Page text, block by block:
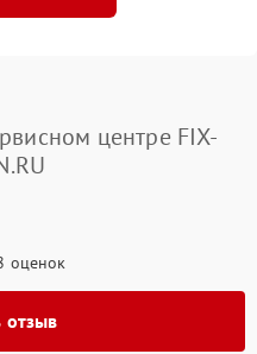
центре FIX-
оценок
отзыв